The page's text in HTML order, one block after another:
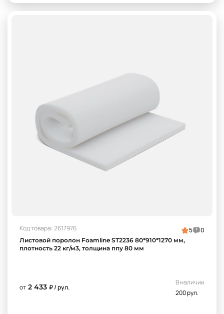
Код товара: 2617976 5 0
Листовой поролон Foamline ST2236 80*910*1270 мм,
плотность 22 кг/м3, толщина ппу 80 мм
от 2 433 ₽ / рул.
В наличии
200 рул.